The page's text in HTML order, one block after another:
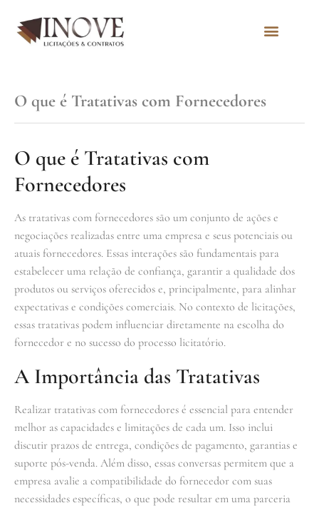
O que é Tratativas com Fornecedores
O que é Tratativas com
Fornecedores
As tratativas com fornecedores são um conjunto de ações e
negociações realizadas entre uma empresa e seus potenciais ou
atuais fornecedores. Essas interações são fundamentais para
estabelecer uma relação de confiança, garantir a qualidade dos
produtos ou serviços oferecidos e, principalmente, para alinhar
expectativas e condições comerciais. No contexto de licitações,
essas tratativas podem influenciar diretamente na escolha do
fornecedor e no sucesso do processo licitatório.
A Importância das Tratativas
Realizar tratativas com fornecedores é essencial para entender
melhor as capacidades e limitações de cada um. Isso inclui
discutir prazos de entrega, condições de pagamento, garantias e
suporte pós-venda. Além disso, essas conversas permitem que a
empresa avalie a compatibilidade do fornecedor com suas
necessidades específicas, o que pode resultar em uma parceria